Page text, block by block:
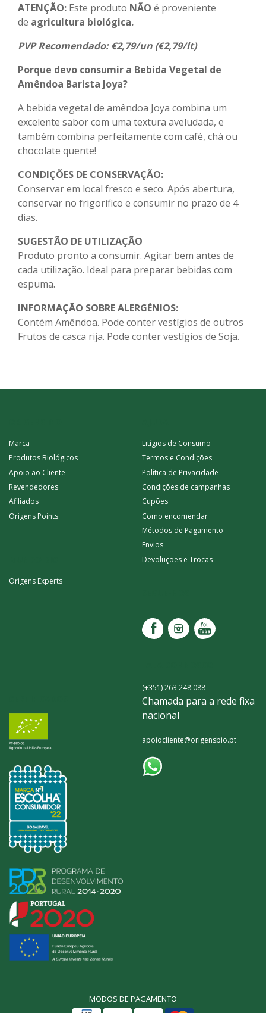
ATENÇÃO: Este produto NÃO é proveniente
de agricultura biológica.
PVP Recomendado: €2,79/un (€2,79/lt)
Porque devo consumir a Bebida Vegetal de
Amêndoa Barista Joya?
A bebida vegetal de amêndoa Joya combina um
excelente sabor com uma textura aveludada, e
também combina perfeitamente com café, chá ou
chocolate quente!
CONDIÇÕES DE CONSERVAÇÃO:
Conservar em local fresco e seco. Após abertura,
conservar no frigorífico e consumir no prazo de 4
dias.
SUGESTÃO DE UTILIZAÇÃO
Produto pronto a consumir. Agitar bem antes de
cada utilização. Ideal para preparar bebidas com
espuma.
INFORMAÇÃO SOBRE ALERGÉNIOS:
Contém Amêndoa. Pode conter vestígios de outros
Frutos de casca rija. Pode conter vestígios de Soja.
Marca
Produtos Biológicos
Apoio ao Cliente
Revendedores
Afiliados
Origens Points
Litígios de Consumo
Termos e Condições
Política de Privacidade
Condições de campanhas
Cupões
Como encomendar
Métodos de Pagamento
Envios
Devoluções e Trocas
Origens Experts
(+351) 263 248 088
Chamada para a rede fixa
nacional
apoiocliente@origensbio.pt
MODOS DE PAGAMENTO